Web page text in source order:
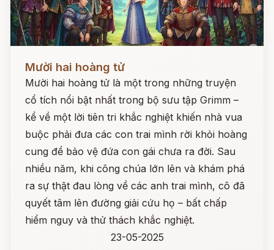
Mười hai hoàng tử
Mười hai hoàng tử là một trong những truyện
cổ tích nổi bật nhất trong bộ sưu tập Grimm –
kể về một lời tiên tri khắc nghiệt khiến nhà vua
buộc phải đưa các con trai mình rời khỏi hoàng
cung để bảo vệ đứa con gái chưa ra đời. Sau
nhiều năm, khi công chúa lớn lên và khám phá
ra sự thật đau lòng về các anh trai mình, cô đã
quyết tâm lên đường giải cứu họ – bất chấp
hiểm nguy và thử thách khắc nghiệt.
23-05-2025